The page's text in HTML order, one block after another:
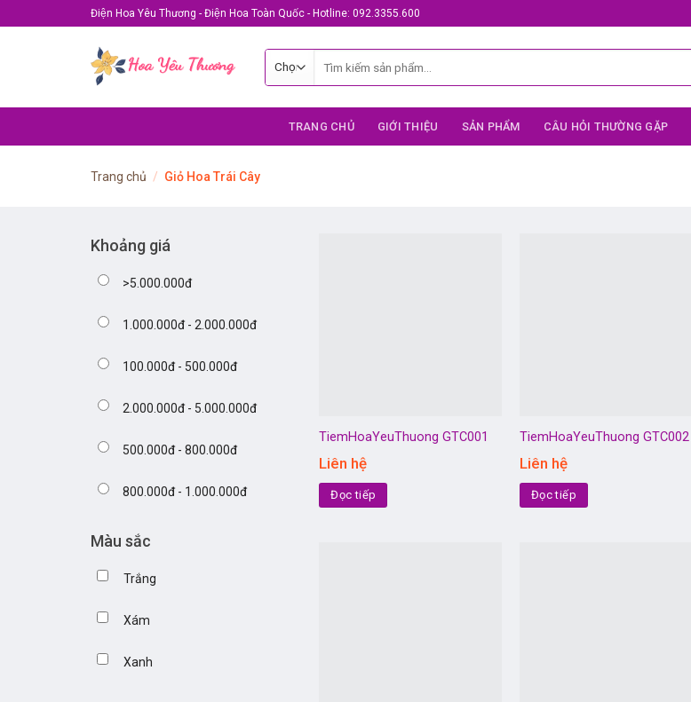
to
Điện Hoa Yêu Thương - Điện Hoa Toàn Quốc - Hotline: 092.3355.600
kiếm:
TRANG CHỦ GIỚI THIỆU SẢN PHẨM CÂU HỎI THƯỜNG GẶP
Trang chủ / Giỏ Hoa Trái Cây
Khoảng giá
>5.000.000đ
1.000.000đ - 2.000.000đ
100.000đ - 500.000đ
2.000.000đ - 5.000.000đ
500.000đ - 800.000đ
800.000đ - 1.000.000đ
Màu sắc
Trắng
Xám
Xanh
TiemHoaYeuThuong GTC001
Liên hệ
Đọc tiếp
TiemHoaYeuThuong GTC002
Liên hệ
Đọc tiếp